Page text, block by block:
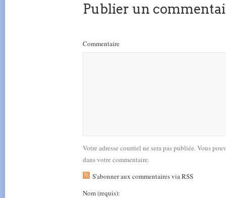
Publier un
Commentaire
Votre adresse courriel ne sera pas publiée. Vous
dans votre commentaire.
S'abonner aux commentaires via RSS
Nom(requis):